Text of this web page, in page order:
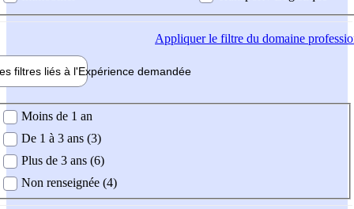
Appliquerle filtre du domaine
filtres liés à l'Expérience demandée
demandée
Moins de 1 an
De 1 à 3 ans (3)
Plus de 3 ans (6)
Non renseignée (4)